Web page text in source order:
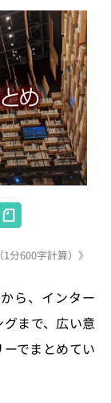
at分600字計算）》
ら、インター
まで、広い意
でまとめてい